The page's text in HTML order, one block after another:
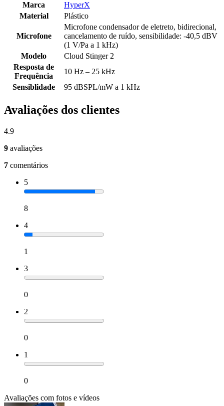
Marca
HyperX
Material
Plástico
Microfone
Microfone condensador de eletreto, bidirecional,
cancelamento de ruído, sensibilidade: -40,5 dBV
(1 V/Pa a 1 kHz)
Modelo
Cloud Stinger 2
Resposta de
Frequência
10 Hz – 25 kHz
Sensiblidade
95 dBSPL/mW a 1 kHz
Avaliações dos clientes
4.9
9 avaliações
7 comentários
5
8
4
1
3
0
2
0
1
0
Avaliações com fotos e vídeos